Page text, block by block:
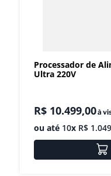
Processador de
Ultra 220V
R$ 10.499,00à
ou até 10x R$ 1.049